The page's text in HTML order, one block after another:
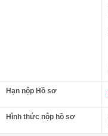
Hạn nộp Hồ sơ
Hình thức nộp hồ sơ